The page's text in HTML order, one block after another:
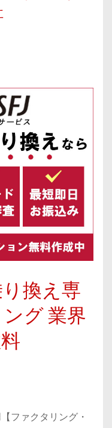
換え専
グ 業界
ファクタリング・